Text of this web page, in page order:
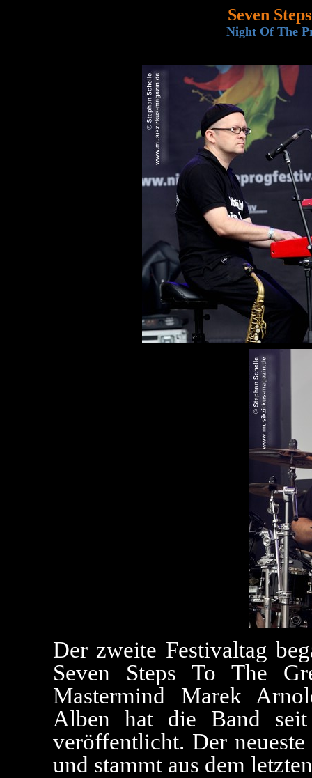
Seven
Night Of The
Der zweite Festivaltag
Seven Steps To The
Mastermind Marek
Alben hat die Band
veröffentlicht. Der
und stammt aus dem